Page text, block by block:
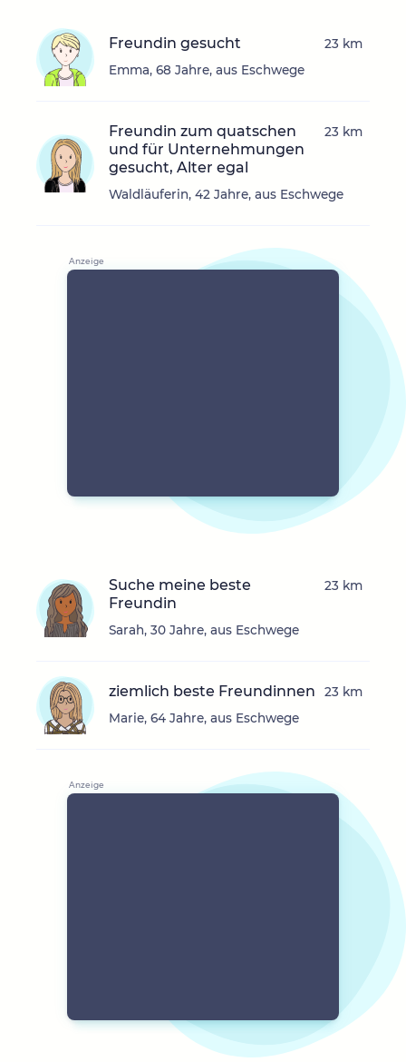
Freundin gesucht
Emma, 68 Jahre, aus Eschwege
23 km
Freundin zum quatschen
und für Unternehmungen
gesucht, Alter egal
Waldläuferin, 42 Jahre, aus Eschwege
23 km
Suche meine beste
Freundin
Sarah, 30 Jahre, aus Eschwege
23 km
ziemlich beste Freundinnen
Marie, 64 Jahre, aus Eschwege
23 km